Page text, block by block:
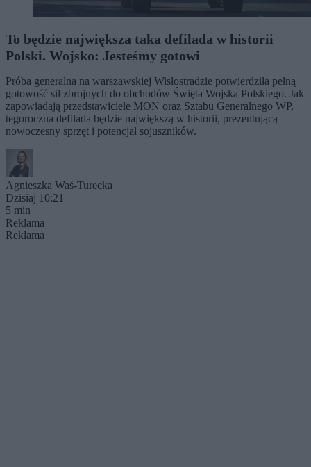
To będzie największa taka defilada w historii
Polski. Wojsko: Jesteśmy gotowi
Próba generalna na warszawskiej Wisłostradzie potwierdziła pełną
gotowość sił zbrojnych do obchodów Święta Wojska Polskiego. Jak
zapowiadają przedstawiciele MON oraz Sztabu Generalnego WP,
tegoroczna defilada będzie największą w historii, prezentującą
nowoczesny sprzęt i potencjał sojuszników.
Agnieszka Waś-Turecka
Dzisiaj 10:21
5 min
Reklama
Reklama